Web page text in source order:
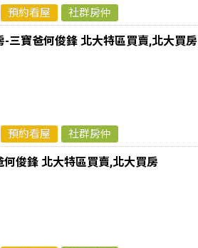
預約看屋 社群房仲
三寶爸何俊鋒 北大特區買賣,北大買房
預約看屋 社群房仲
俊鋒 北大特區買賣,北大買房